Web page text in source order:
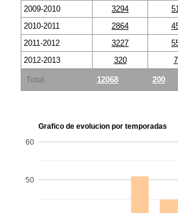
2009-2010
3294
2010-2011
2864
2011-2012
3227
2012-2013
320 7
Total 12068 200
Grafico de evolucion por temporadas
50
60